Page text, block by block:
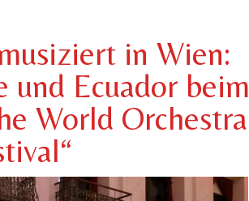
in Wien:
und Ecuador beim
World Orchestra